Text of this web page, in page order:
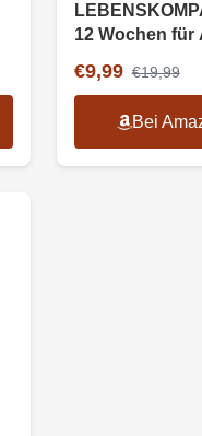
12 Wochen für
€9,99 €19,99
Bei